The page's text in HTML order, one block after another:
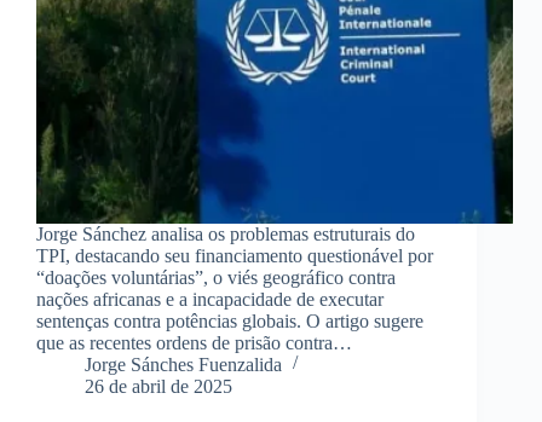
Jorge Sánchez analisa os problemas estruturais do
TPI, destacando seu financiamento questionável por
“doações voluntárias”, o viés geográfico contra
nações africanas e a incapacidade de executar
sentenças contra potências globais. O artigo sugere
que as recentes ordens de prisão contra…
Jorge Sánches Fuenzalida
26 de abril de 2025